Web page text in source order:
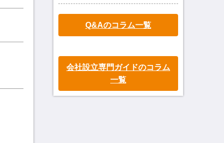
Q&Aのコラム一覧
会社設立専門ガイドのコラム
一覧